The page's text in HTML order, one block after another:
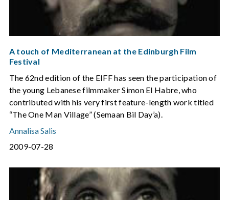
A touch of Mediterranean at the Edinburgh Film
Festival
The 62nd edition of the EIFF has seen the participation of
the young Lebanese filmmaker Simon El Habre, who
contributed with his very first feature-length work titled
“The One Man Village” (Semaan Bil Day’a).
Annalisa Salis
2009-07-28